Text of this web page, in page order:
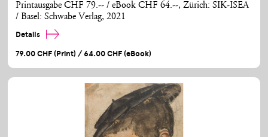
Printausgabe CHF 79.-- / eBook CHF 64.--, Zürich: SIK-ISEA
/ Basel: Schwabe Verlag, 2021
Details
79.00 CHF (Print) / 64.00 CHF (eBook)